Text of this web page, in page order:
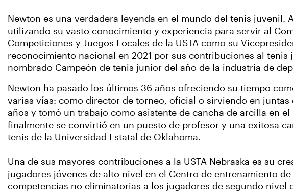
Newton es una verdadera leyenda en el mundo del tenis juvenil.
utilizando su vasto conocimiento y experiencia para servir al
Competiciones y Juegos Locales de la USTA como su
reconocimiento nacional en 2021 por sus contribuciones al tenis
nombrado Campeón de tenis junior del año de la industria de
Newton ha pasado los últimos 36 años ofreciendo su tiempo
varias vías: como director de torneo, oficial o sirviendo en
años y tomó un trabajo como asistente de cancha de arcilla en
finalmente se convirtió en un puesto de profesor y una exitosa
tenis de la Universidad Estatal de Oklahoma.
Una de sus mayores contribuciones a la USTA Nebraska es su
jugadores jóvenes de alto nivel en el Centro de entrenamiento
competencias no eliminatorias a los jugadores de segundo nivel